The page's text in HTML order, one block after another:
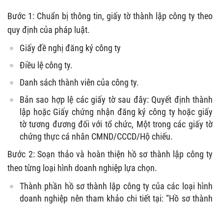
Bước 1: Chuẩn bị thông tin, giấy tờ thành lập công ty theo
quy định của pháp luật.
Giấy đề nghị đăng ký công ty
Điều lệ công ty.
Danh sách thành viên của công ty.
Bản sao hợp lệ các giấy tờ sau đây: Quyết định thành
lập hoặc Giấy chứng nhận đăng ký công ty hoặc giấy
tờ tương đương đối với tổ chức, Một trong các giấy tờ
chứng thực cá nhân CMND/CCCD/Hộ chiếu.
Bước 2: Soạn thảo và hoàn thiện hồ sơ thành lập công ty
theo từng loại hình doanh nghiệp lựa chọn.
Thành phần hồ sơ thành lập công ty của các loại hình
doanh nghiệp nên tham khảo chi tiết tại: “Hồ sơ thành